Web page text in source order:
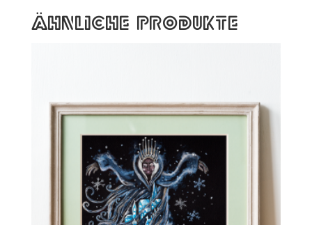
Ähnliche Produkte